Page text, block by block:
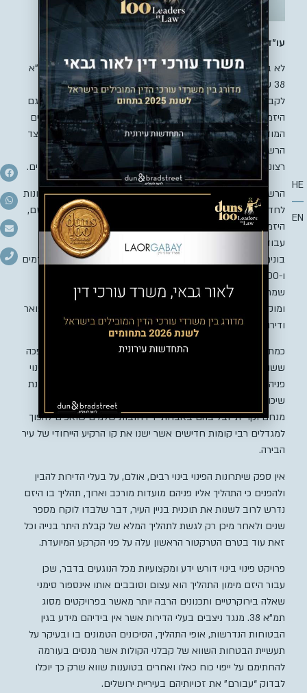
HE
EN
עו”ד יניב לאור // צילום: יוני קלברמן
לא ברור האם ובאיזה כמות ימשיכו להתקיים פרויקטים מסוג תמ”א
38 עת ראשי הערים מנצלים את הסמכות שהעניקה להם המדינה
לקבוע את המדיניות בגבולות עירם, אולם, נראה כי גם הרשויות, גם
היזמים וגם בעלי הדירות הפנימו כי לאור הצרכים האורבניים בחיים
המודרניים בכל עיר, תהליכי הסחבת הבלתי נגמרים בכל מקרה מצד
הרשויות, רצונות הדיירים למקסם את הרווח ואיכות חייהם לצד
רצונות היזמים למקסם את רווחיהם – פינוי בינוי עדיף לכל הצדדים.
הרשויות מקבלות מתחמי ענק שלמים שהופכים רחובות ואף שכונות
לחדשות לחלוטין עם כל התשתיות הנדרשות והכל על חשבון היזם,
היזמים במקום לבנות בין 3-8 יחידות דיור בבניין בו מבוצעות
עבודות תמ”א 38, מפנים בפרויקט פינוי בינוי מאה דיירים ולרוב
בונים לפחות 400 יחידות דיור חדשות, 100 לבעלי הדירות הקודמים
שמתווסף לדירתם בדמות חדר שיוצא מהמטבח אלה בניין חדש
ומוקפד, מתוכנן לימינו אנו, כולל פתרונות חניה ומחסנים, לובי מפואר
ודירה חדשה לחלוטין – הרווח הוא אדיר.
כמתמחה בתחום, אני צופה ולוקח חלק בייצוג בעלי דירות במהפכה
ששוטפת את ירושלים עת נרקמות לנגד עיניי תוכניות אדירות לשינוי
פניהן של שכונות שלמות, לא עוד בניין בדמות פיל לבן בתוך שכונת
שיכונים אלה מתחמים שלמים בשכונות ארמון הנציב, פת, קריית
מנחם וקריית יובל בהם באבחת יד רחובות שלמים שואפים להפוך
למגדלים רבי קומות חדישים אשר ישנו את קו הרקיע הייחודי של עיר
הבירה.
אין ספק שיתרונות הפינוי בינוי רבים, אולם, על בעלי הדירות להבין
ולהפנים כי התהליך אליו פניהם מועדות מורכב וארוך, תהליך בו היזם
נדרש לרוב לשנות את תוכנית בניין העיר, דבר שלבדו לוקח מספר
שנים ולאחר מיכן רק לגשת לתהליך המלא של קבלת היתר בנייה וכל
זאת עוד בטרם הטרקטור הראשון עלה על פני הקרקע המיועדת.
פרויקט פינוי בינוי דורש ידע ומקצועיות מכל הנוגעים בדבר, שכן
עבור היזם מימון התהליך הוא עצום וסובבים אותו אינספור סימני
שאלה בירוקרטיים ותכנונים הרבה יותר מאשר בפרויקטים מסוג
תמ”א 38. מנגד ניצבים בעלי הדירות אשר אין בידיהם מידע בגין
הבטוחות הנדרשות, אופי התהליך, הסיכונים הטמונים בו ובעיקר על
תעשיית הבטחות השווא של קבלני הקולות אשר מנסים בעורמה
להחתימם על ייפוי כוח כאלו ואחרים בטוענות שווא שרק כך יוכלו
לבדוק “עבורם” את זכויותיהם בעיריית ירושלים.